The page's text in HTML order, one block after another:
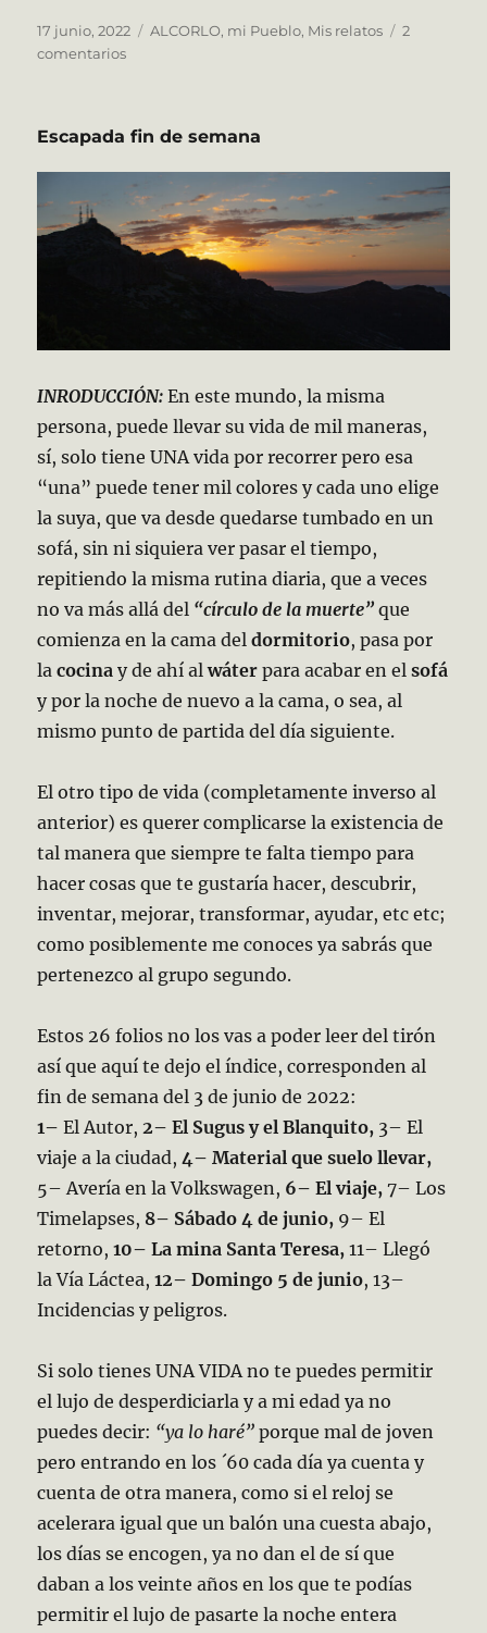
Publicado
el
17 junio, 2022 Categorías
ALCORLO, mi Pueblo, Mis relatos
2
comentariosen
Alcorlo
Escapada fin de semana
INRODUCCIÓN: En este mundo, la misma
persona, puede llevar su vida de mil maneras,
sí, solo tiene UNA vida por recorrer pero esa
“una” puede tener mil colores y cada uno elige
la suya, que va desde quedarse tumbado en un
sofá, sin ni siquiera ver pasar el tiempo,
repitiendo la misma rutina diaria, que a veces
no va más allá del “círculo de la muerte” que
comienza en la cama deldormitorio, pasa por
lacocina y de ahí alwáter para acabar en elsofá
y por la noche de nuevo a la cama, o sea, al
mismo punto de partida del día siguiente.
El otro tipo de vida (completamente inverso al
anterior) es querer complicarse la existencia de
tal manera que siempre te falta tiempo para
hacer cosas que te gustaría hacer, descubrir,
inventar, mejorar, transformar, ayudar, etc etc;
como posiblemente me conoces ya sabrás que
pertenezco al grupo segundo.
Estos 26 folios no los vas a poder leer del tirón
así que aquí te dejo el índice, corresponden al
fin de semana del 3 de junio de 2022:
1– El Autor,2– El Sugus y el Blanquito, 3– El
viaje a la ciudad,4– Material que suelo llevar,
5– Avería en la Volkswagen, 6– El viaje,7– Los
Timelapses, 8– Sábado 4 de junio, 9– El
retorno,10– La mina Santa Teresa, 11– Llegó
la Vía Láctea,12– Domingo 5 de junio, 13–
Incidencias y peligros.
Si solo tienes UNA VIDA no te puedes permitir
el lujo de desperdiciarla y a mi edad ya no
puedes decir: “ya lo haré” porque mal de joven
pero entrando en los ´60 cada día ya cuenta y
cuenta de otra manera, como si el reloj se
acelerara igual que un balón una cuesta abajo,
los días se encogen, ya no dan el de sí que
daban a los veinte años en los que te podías
permitir el lujo de pasarte la noche entera